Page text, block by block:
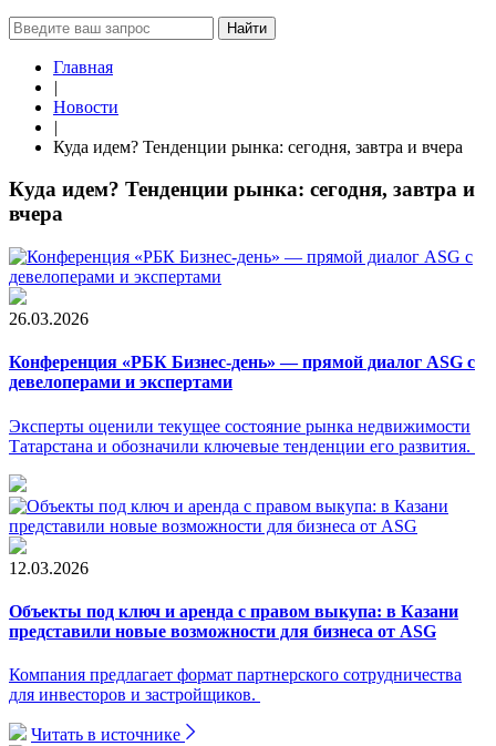
Найти
Главная
|
Новости
|
Куда идем? Тенденции рынка: сегодня, завтра и вчера
Куда идем? Тенденции рынка: сегодня, завтра и
вчера
26.03.2026
Конференция «РБК Бизнес-день» — прямой диалог ASG с
девелоперами и экспертами
Эксперты оценили текущее состояние рынка недвижимости
Татарстана и обозначили ключевые тенденции его развития.
12.03.2026
Объекты под ключ и аренда с правом выкупа: в Казани
представили новые возможности для бизнеса от ASG
Компания предлагает формат партнерского сотрудничества
для инвесторов и застройщиков.
Читать в источнике